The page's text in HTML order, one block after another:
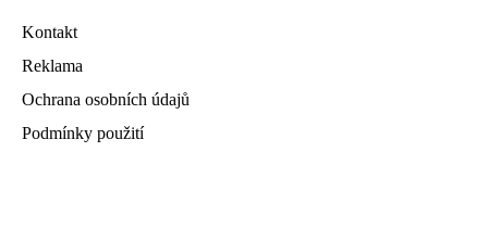
Kontakt
Reklama
Ochrana osobních údajů
Podmínky použití